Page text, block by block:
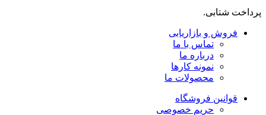
پرداخت شتابی.
فروش و بازاریابی
تماس با ما
درباره ما
نمونه کارها
محصولات ما
قوانین فروشگاه
حریم خصوصی